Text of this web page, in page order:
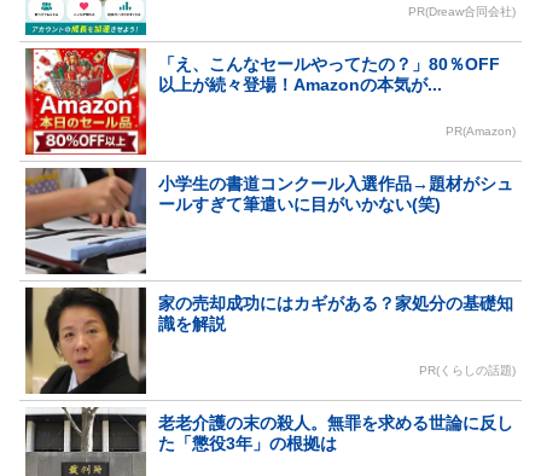
PR(Dreaw合同会社)
「え、こんなセールやってたの？」80％OFF
以上が続々登場！Amazonの本気が...
PR(Amazon)
小学生の書道コンクール入選作品→題材がシュ
ールすぎて筆遣いに目がいかない(笑)
家の売却成功にはカギがある？家処分の基礎知
識を解説
PR(くらしの話題)
老老介護の末の殺人。無罪を求める世論に反し
た「懲役3年」の根拠は